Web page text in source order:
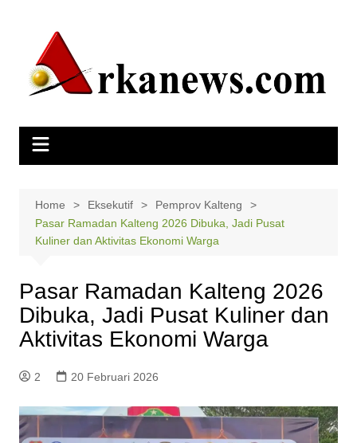
Home Eksekutif
Pemprov Kalteng
Pasar Ramadan Kalteng 2026 Dibuka, Jadi Pusat
Kuliner dan Aktivitas Ekonomi Warga
Pasar Ramadan Kalteng 2026
Dibuka, Jadi Pusat Kuliner dan
Aktivitas Ekonomi Warga
2 20 Februari 2026